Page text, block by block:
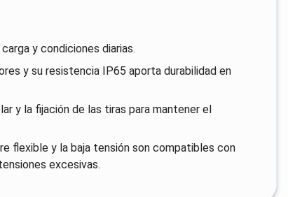
y condiciones diarias.
y su resistencia IP65 aporta durabilidad en
y la fijación de las tiras para mantener el
flexible y la baja tensión son compatibles con
excesivas.